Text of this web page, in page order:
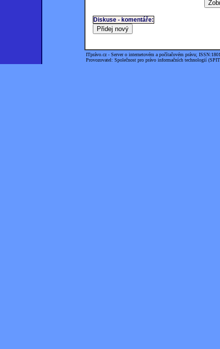
Diskuse - komentáře:
ITprávo.cz - Server o internetovém a počítačovém právu;
Provozovatel: Společnost pro právo informačních technologií